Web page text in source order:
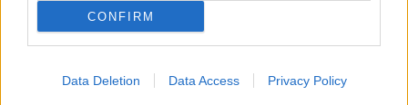
CONFIRM
Data Deletion Data Access Privacy Policy